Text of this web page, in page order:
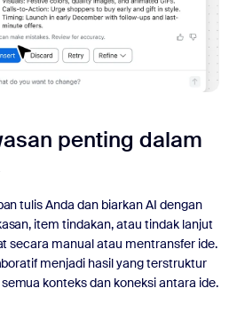
penting dalam
tulis Anda dan biarkan AI dengan
item tindakan, atau tindak lanjut
secara manual atau mentransfer ide.
menjadi hasil yang terstruktur
konteks dan koneksi antara ide.